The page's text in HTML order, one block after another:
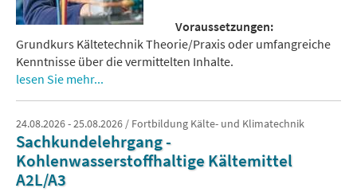
Voraussetzungen:
Grundkurs Kältetechnik Theorie/Praxis oder umfangreiche
Kenntnisse über die vermittelten Inhalte.
lesen Sie mehr...
24.08.2026 - 25.08.2026 / Fortbildung Kälte- und Klimatechnik
Sachkundelehrgang -
Kohlenwasserstoffhaltige Kältemittel
A2L/A3